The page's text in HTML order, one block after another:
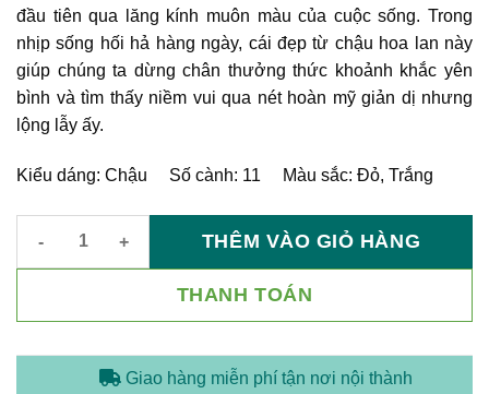
đầu tiên qua lăng kính muôn màu của cuộc sống. Trong
nhịp sống hối hả hàng ngày, cái đẹp từ chậu hoa lan này
giúp chúng ta dừng chân thưởng thức khoảnh khắc yên
bình và tìm thấy niềm vui qua nét hoàn mỹ giản dị nhưng
lộng lẫy ấy.
Kiểu dáng: Chậu Số cành: 11 Màu sắc: Đỏ, Trắng
Chậu lan hồ điệp 11 cành - Mắt Biếc số lượng
THÊM VÀO GIỎ HÀNG
THANH TOÁN
Giao hàng miễn phí tận nơi nội thành